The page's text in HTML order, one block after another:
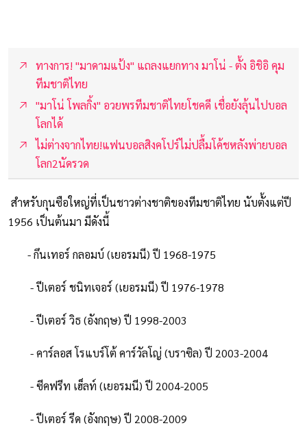
ทางการ! "มาดามแป้ง" แถลงแยกทาง มาโน่ - ตั้ง อิชิอิ คุม
ทีมชาติไทย
"มาโน่ โพลกิ้ง" อวยพรทีมชาติไทยโชคดี เชื่อยังลุ้นไปบอล
โลกได้
ไม่ต่างจากไทย!แฟนบอลสิงคโปร์ไม่ปลื้มโค้ชหลังพ่ายบอล
โลก2นัดรวด
สำหรับกุนซือใหญ่ที่เป็นชาวต่างชาติของทีมชาติไทย นับตั้งแต่ปี
1956 เป็นต้นมา มีดังนี้
- กึนเทอร์ กลอมบ์ (เยอรมนี) ปี 1968-1975
- ปีเตอร์ ชนิทเจอร์ (เยอรมนี) ปี 1976-1978
- ปีเตอร์ วิธ (อังกฤษ) ปี 1998-2003
- คาร์ลอส โรแบร์โต้ คาร์วัลโญ่ (บราซิล) ปี 2003-2004
- ซีคฟรีท เฮ็ลท์ (เยอรมนี) ปี 2004-2005
- ปีเตอร์ รีด (อังกฤษ) ปี 2008-2009